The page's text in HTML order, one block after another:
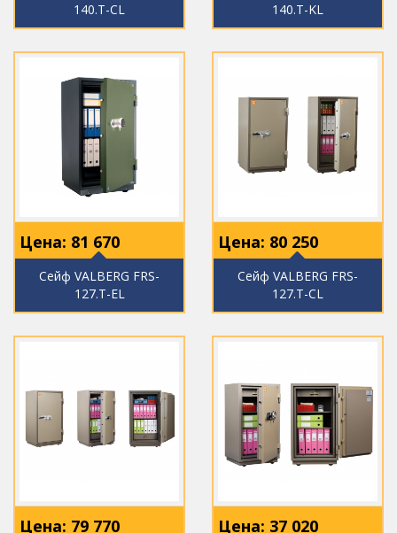
140.T-CL 140.T-KL
Цена: 81 670
Сейф VALBERG FRS-
127.T-EL
Цена: 80 250
Сейф VALBERG FRS-
127.T-CL
Цена: 79 770 Цена: 37 020